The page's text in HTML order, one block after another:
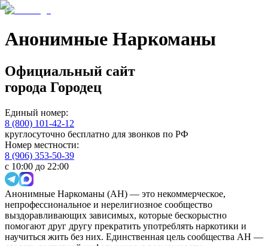
Анонимные Наркоманы
Официальный сайт
города Городец
Единый номер:
8 (800) 101-42-12
круглосуточно бесплатно для звонков по РФ
Номер местности:
8 (906) 353-50-39
с 10:00 до 22:00
Анонимные Наркоманы (АН) — это некоммерческое,
непрофессиональное и нерелигиозное сообщество
выздоравливающих зависимых, которые бескорыстно
помогают друг другу прекратить употреблять наркотики и
научиться жить без них. Единственная цель сообщества АН —